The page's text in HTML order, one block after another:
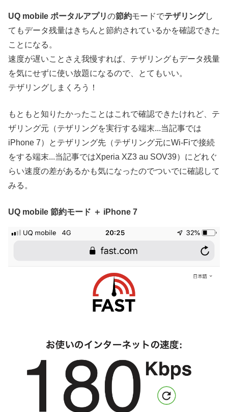
UQ mobile ポータルアプリの節約モードでテザリングし
てもデータ残量はきちんと節約されているかを確認できた
ことになる。
速度が遅いことさえ我慢すれば、テザリングもデータ残量
を気にせずに使い放題になるので、とてもいい。
テザリングしまくろう！
もともと知りたかったことはこれで確認できたけれど、テ
ザリング元（テザリングを実行する端末...当記事では
iPhone 7）とテザリング先（テザリング元にWi-Fiで接続
をする端末...当記事ではXperia XZ3 au SOV39）にどれぐ
らい速度の差があるかも気になったのでついでに確認して
みる。
UQ mobile 節約モード ＋ iPhone 7